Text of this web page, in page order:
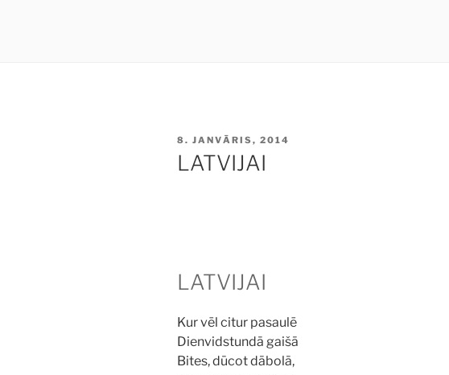
PUBLICĒTS
8. JANVĀRIS, 2014
LATVIJAI
LATVIJAI
Kur vēl citur pasaulē
Dienvidstundā gaišā
Bites, dūcot dābolā,